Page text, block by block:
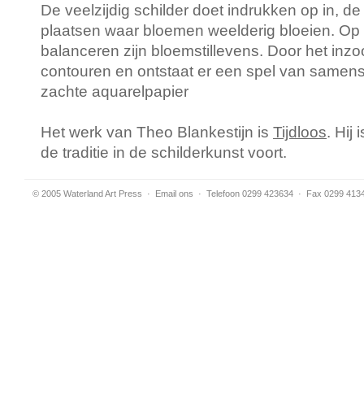
De veelzijdig schilder doet indrukken op in,
plaatsen waar bloemen weelderig bloeien.
balanceren zijn bloemstillevens. Door het
contouren en ontstaat er een spel van
zachte aquarelpapier
Het werk van Theo Blankestijn is Tijdloos. Hij
de traditie in de schilderkunst voort.
© 2005 Waterland Art Press · Email ons · Telefoon 0299 423634 · Fax 0299